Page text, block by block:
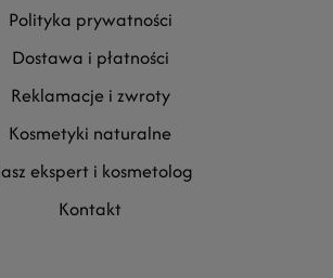
polityka prywatności
dostawa i płatności
reklamacje i zwroty
kosmetyki naturalne
nasz ekspert i kosmetolog
kontakt